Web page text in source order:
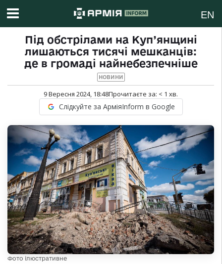
EN
Під обстрілами на Куп’янщині
лишаються тисячі мешканців:
де в громаді найнебезпечніше
НОВИНИ
9 Вересня 2024, 18:48Прочитаєте за: < 1 хв.
Слідкуйте за АрміяInform в Google
Фото ілюстративне